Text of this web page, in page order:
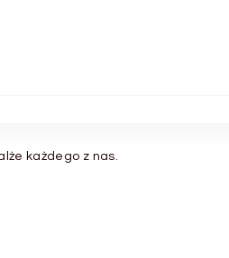
każdego z nas.